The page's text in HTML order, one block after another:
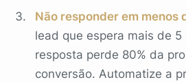
Não responder em menos
lead que espera mais de 5
resposta perde 80% da
conversão. Automatize a